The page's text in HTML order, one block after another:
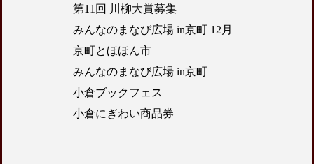
第11回 川柳大賞募集
みんなのまなび広場 in京町 12月
京町とほほん市
みんなのまなび広場 in京町
小倉ブックフェス
小倉にぎわい商品券